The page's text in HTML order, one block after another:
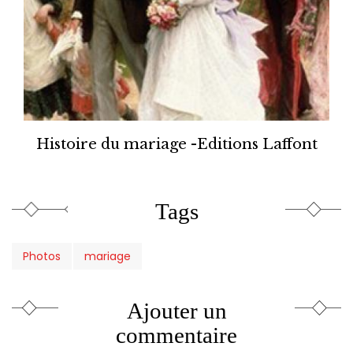
Histoire du mariage -Editions Laffont
Tags
Photos mariage
Ajouter un
commentaire